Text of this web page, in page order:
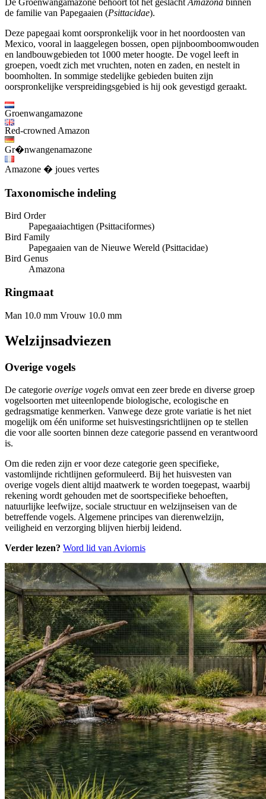
De Groenwangamazone behoort tot het geslacht Amazona binnen
de familie van Papegaaien (Psittacidae).
Deze papegaai komt oorspronkelijk voor in het noordoosten van
Mexico, vooral in laaggelegen bossen, open pijnboomboomwouden
en landbouwgebieden tot 1000 meter hoogte. De vogel leeft in
groepen, voedt zich met vruchten, noten en zaden, en nestelt in
boomholten. In sommige stedelijke gebieden buiten zijn
oorspronkelijke verspreidingsgebied is hij ook gevestigd geraakt.
Groenwangamazone
Red-crowned Amazon
Gr�nwangenamazone
Amazone � joues vertes
Taxonomische indeling
Bird Order
Papegaaiachtigen (Psittaciformes)
Bird Family
Papegaaien van de Nieuwe Wereld (Psittacidae)
Bird Genus
Amazona
Ringmaat
Man 10.0 mm Vrouw 10.0 mm
Welzijnsadviezen
Overige vogels
De categorie overige vogels omvat een zeer brede en diverse groep
vogelsoorten met uiteenlopende biologische, ecologische en
gedragsmatige kenmerken. Vanwege deze grote variatie is het niet
mogelijk om één uniforme set huisvestingsrichtlijnen op te stellen
die voor alle soorten binnen deze categorie passend en verantwoord
is.
Om die reden zijn er voor deze categorie geen specifieke,
vastomlijnde richtlijnen geformuleerd. Bij het huisvesten van
overige vogels dient altijd maatwerk te worden toegepast, waarbij
rekening wordt gehouden met de soortspecifieke behoeften,
natuurlijke leefwijze, sociale structuur en welzijnseisen van de
betreffende vogels. Algemene principes van dierenwelzijn,
veiligheid en verzorging blijven hierbij leidend.
Verder lezen? Word lid van Aviornis